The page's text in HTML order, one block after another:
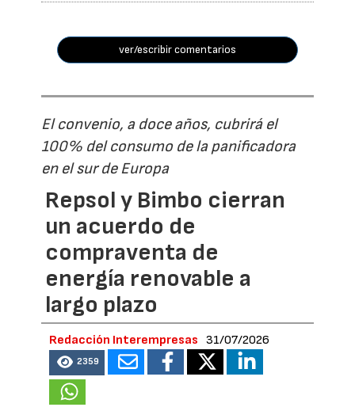
ver/escribir comentarios
El convenio, a doce años, cubrirá el
100% del consumo de la panificadora
en el sur de Europa
Repsol y Bimbo cierran
un acuerdo de
compraventa de
energía renovable a
largo plazo
Redacción Interempresas 31/07/2026
2359